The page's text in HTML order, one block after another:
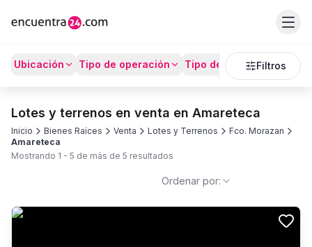
Ubicación Tipo de operación Tipo de Propiedad
Filtros
Lotes y terrenos en venta en Amareteca
Inicio Bienes Raíces Venta Lotes y Terrenos
Fco. Morazan
Amareteca
Mostrando 1 - 5 de más de 5 resultados
Ordenar por: